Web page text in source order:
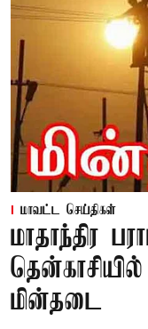
மாவட்ட செய்திகள்
மாதாந்திர
மின்தடை